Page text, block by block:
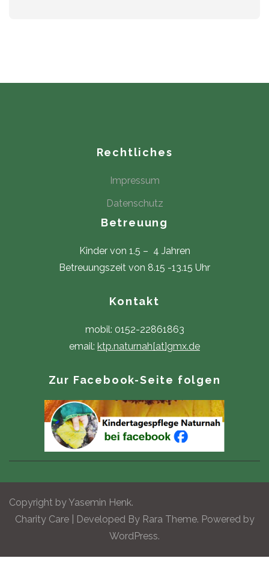
Rechtliches
Impressum
Datenschutz
Betreuung
Kinder von 1.5 – 4 Jahren
Betreuungszeit von 8.15 -13.15 Uhr
Kontakt
mobil: 0152-22861863
email: ktp.naturnah[at]gmx.de
Zur Facebook-Seite folgen
Copyright by Yasemin Henk.
Charity Care | Developed By Rara Theme. Powered by
WordPress.